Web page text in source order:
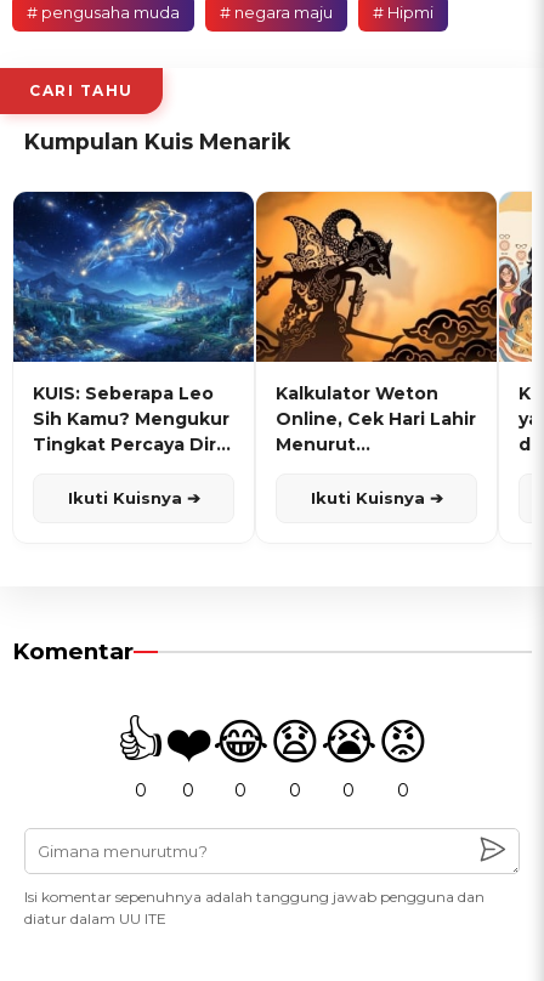
# pengusaha muda # negara maju # Hipmi
CARI TAHU
Kumpulan Kuis Menarik
KUIS: Seberapa Leo
Sih Kamu? Mengukur
Tingkat Percaya Diri
Ikuti Kuisnya ➔
Kalkulator Weton
Online, Cek Hari Lahir
Menurut
Ikuti Kuisnya ➔
Komentar
👍
0
❤️
0
😂
0
😧
0
😭
0
😡
0
Isi komentar sepenuhnya adalah tanggung jawab pengguna dan
diatur dalam UU ITE